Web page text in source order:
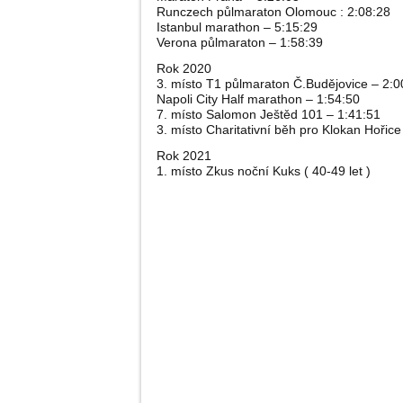
Runczech půlmaraton Olomouc : 2:08:28
Istanbul marathon – 5:15:29
Verona půlmaraton – 1:58:39
Rok 2020
3. místo T1 půlmaraton Č.Budějovice –
Napoli City Half marathon – 1:54:50
7. místo Salomon Ještěd 101 – 1:41:51
3. místo Charitativní běh pro Klokan Hořice
Rok 2021
1. místo Zkus noční Kuks ( 40-49 let )